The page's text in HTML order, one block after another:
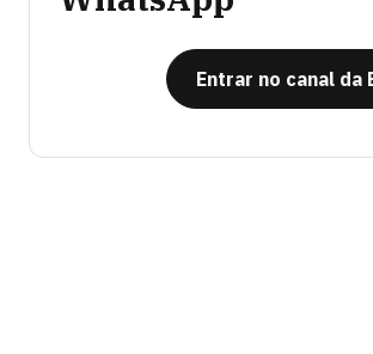
Entrar no canal da